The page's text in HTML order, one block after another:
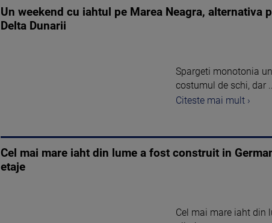
Un weekend cu iahtul pe Marea Neagra, alternativa
Delta Dunarii
Spargeti monotonia
costumul de schi, dar
Citeste mai mult ›
Cel mai mare iaht din lume a fost construit in
etaje
Cel mai mare iaht din